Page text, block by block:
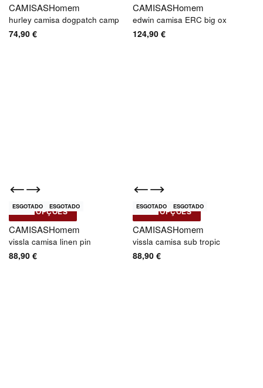
CAMISASHomem
hurley camisa dogpatch camp
74,90 €
CAMISASHomem
edwin camisa ERC big ox
124,90 €
Novo
ESGOTADO ESGOTADO
VER OPÇÕES
Vissla
CAMISASHomem
vissla camisa linen pin
88,90 €
Novo
ESGOTADO ESGOTADO
VER OPÇÕES
Vissla
CAMISASHomem
vissla camisa sub tropic
88,90 €